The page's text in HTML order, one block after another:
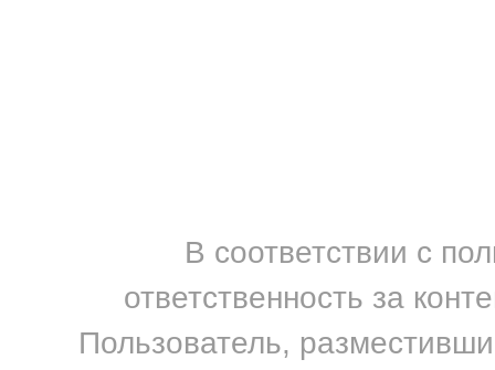
В соответствии с
ответственность за
Пользователь,